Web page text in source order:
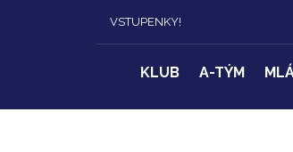
VSTUPENKY!
KLUB A-TÝM